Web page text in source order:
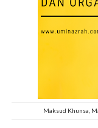
Maksud Khunsa,